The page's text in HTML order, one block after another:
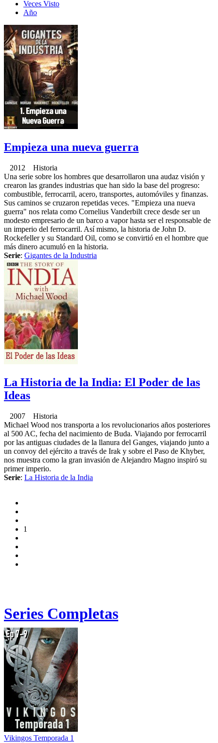
Veces Visto
Año
Empieza una nueva guerra
2012 Historia
Una serie sobre los hombres que desarrollaron una audaz visión y
crearon las grandes industrias que han sido la base del progreso:
combustible, ferrocarril, acero, transportes, automóviles y finanzas.
Sus caminos se cruzaron repetidas veces. "Empieza una nueva
guerra" nos relata como Cornelius Vanderbilt crece desde ser un
modesto empresario de un barco a vapor hasta ser el responsable de
un imperio del ferrocarril. Así mismo, la historia de John D.
Rockefeller y su Standard Oil, como se convirtió en el hombre que
más dinero acumuló en la historia.
Serie: Gigantes de la Industria
La Historia de la India: El Poder de las
Ideas
2007 Historia
Michael Wood nos transporta a los revolucionarios años posteriores
al 500 AC, fecha del nacimiento de Buda. Viajando por ferrocarril
por las antiguas ciudades de la llanura del Ganges, viajando junto a
un convoy del ejército a través de Irak y sobre el Paso de Khyber,
nos muestra como la gran invasión de Alejandro Magno inspiró su
primer imperio.
Serie: La Historia de la India
1
Series Completas
Vikingos Temporada 1